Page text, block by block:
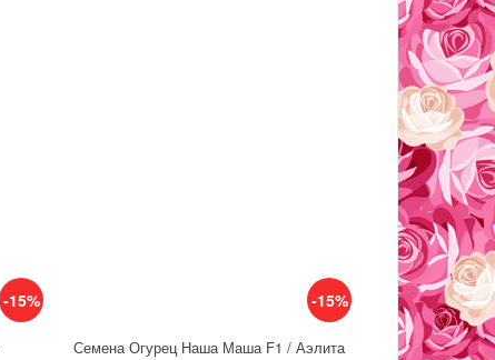
-15% -15%
Семена Огурец Наша Маша F1 / Аэлита